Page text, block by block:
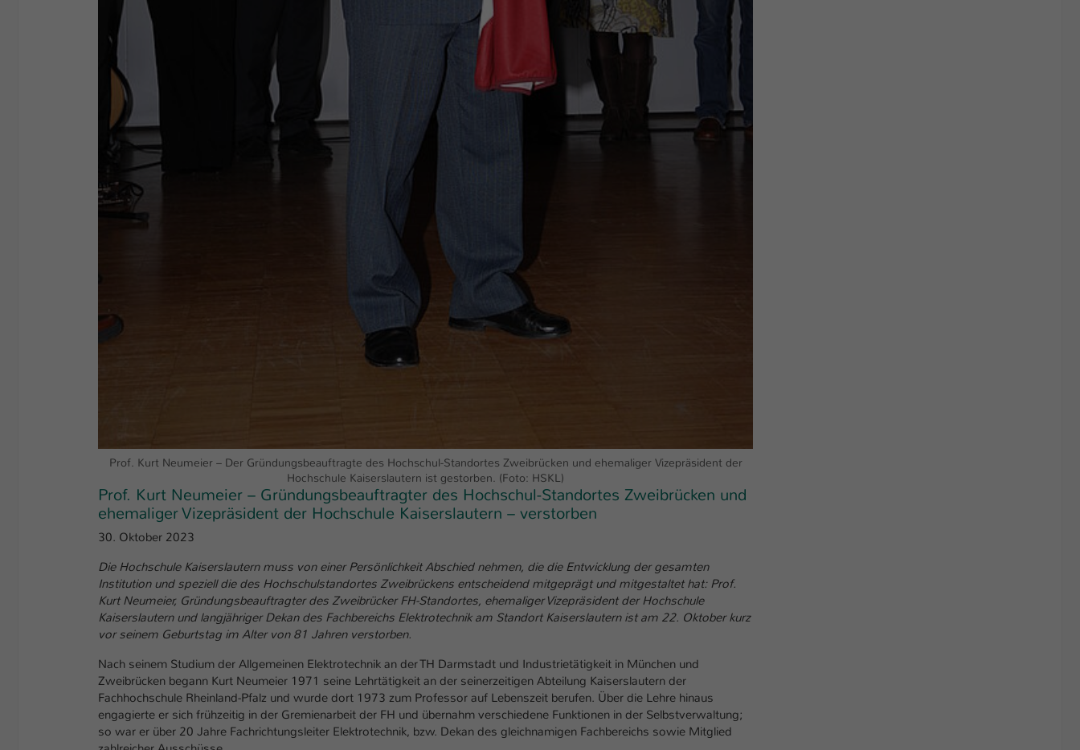
Prof. Kurt Neumeier – Der Gründungsbeauftragte des Hochschul-Standortes Zweibrücken und ehemaliger Vizepräsident der
Hochschule Kaiserslautern ist gestorben. (Foto: HSKL)
Prof. Kurt Neumeier – Gründungsbeauftragter des Hochschul-Standortes Zweibrücken und
ehemaliger Vizepräsident der Hochschule Kaiserslautern – verstorben
30. Oktober 2023
Die Hochschule Kaiserslautern muss von einer Persönlichkeit Abschied nehmen, die die Entwicklung der gesamten
Institution und speziell die des Hochschulstandortes Zweibrückens entscheidend mitgeprägt und mitgestaltet hat: Prof.
Kurt Neumeier, Gründungsbeauftragter des Zweibrücker FH-Standortes, ehemaliger Vizepräsident der Hochschule
Kaiserslautern und langjähriger Dekan des Fachbereichs Elektrotechnik am Standort Kaiserslautern ist am 22. Oktober kurz
vor seinem Geburtstag im Alter von 81 Jahren verstorben.
Nach seinem Studium der Allgemeinen Elektrotechnik an der TH Darmstadt und Industrietätigkeit in München und
Zweibrücken begann Kurt Neumeier 1971 seine Lehrtätigkeit an der seinerzeitigen Abteilung Kaiserslautern der
Fachhochschule Rheinland-Pfalz und wurde dort 1973 zum Professor auf Lebenszeit berufen. Über die Lehre hinaus
engagierte er sich frühzeitig in der Gremienarbeit der FH und übernahm verschiedene Funktionen in der Selbstverwaltung;
so war er über 20 Jahre Fachrichtungsleiter Elektrotechnik, bzw. Dekan des gleichnamigen Fachbereichs sowie Mitglied
Ihrer vorgenommen Einstellungen, falls der
Webseiten-Betreiber dies eingestellt hat.
fe_typo_user / PHPSESSID
Name
Anbieter TYPO3
Laufzeit